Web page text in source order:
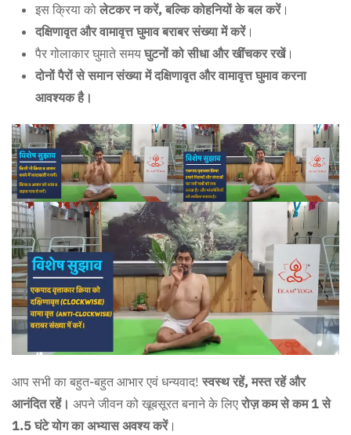
इस क्रिया कोलेटकर न करें, बल्कि कोहनियों के बल करें।
दक्षिणावृत और वामावृत्त घुमाव बराबर संख्या में करें।
पैर गोलाकार घुमाते समयघुटनों को सीधा और खींचकर रखें।
दोनों पैरों से समान संख्या में दक्षिणावृत और वामावृत्त घुमाव करना
आवश्यक है।
आप सभी का बहुत-बहुत आभार एवं धन्यवाद!स्वस्थ रहें, मस्त रहें और
आनंदित रहें। अपने जीवन को खूबसूरत बनाने के लिएरोज़ कम से कम 1 से
1.5 घंटे योग का अभ्यास अवश्य करें।